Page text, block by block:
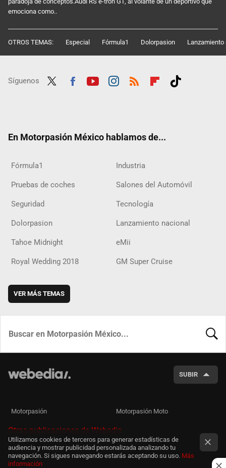
emociona como..
OTROS TEMAS: Especial Fórmula1 Dolorpasion Lanzamiento
Síguenos
En Motorpasión México hablamos de...
Fórmula1 Industria
Pruebas de coches Salones del Automóvil
Seguridad Tecnología
Dolorpasion Lanzamiento nacional
Tahoe Midnight eMii
Royal Wedding 2018 GM Super Cruise
VER MÁS TEMAS
SUBIR
Motorpasión Motorpasión Moto
Otras publicaciones de Webedia
Utilizamos cookies de terceros para generar estadísticas de
audiencia y mostrar publicidad personalizada analizando tu
navegación. Si sigues navegando estarás aceptando su uso. Más
información